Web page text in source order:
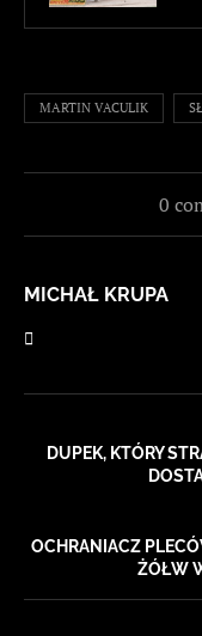
MARTIN VACULIK
0
MICHAŁ KRUPA
DUPEK, KTÓRY
OCHRANIACZ
ŻÓŁW